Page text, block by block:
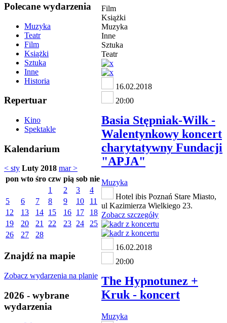
Polecane wydarzenia
Muzyka
Teatr
Film
Książki
Sztuka
Inne
Historia
Repertuar
Kino
Spektakle
Kalendarium
< sty Luty 2018 mar >
pon wto śro czw pią sob nie
1
2 3
4
5
6 7 8 9 10
11
12
13 14 15 16 17
18
19
20 21 22 23 24
25
26
27 28
Znajdź na mapie
Zobacz wydarzenia na planie
2026 - wybrane
wydarzenia
Film
Książki
Muzyka
Inne
Sztuka
Teatr
16.02.2018
20:00
Basia Stępniak-Wilk -
Walentynkowy koncert
charytatywny Fundacji
"APJA"
Muzyka
Hotel ibis Poznań Stare Miasto,
ul Kazimierza Wielkiego 23.
Zobacz szczegóły
16.02.2018
20:00
The Hypnotunez +
Kruk - koncert
Muzyka